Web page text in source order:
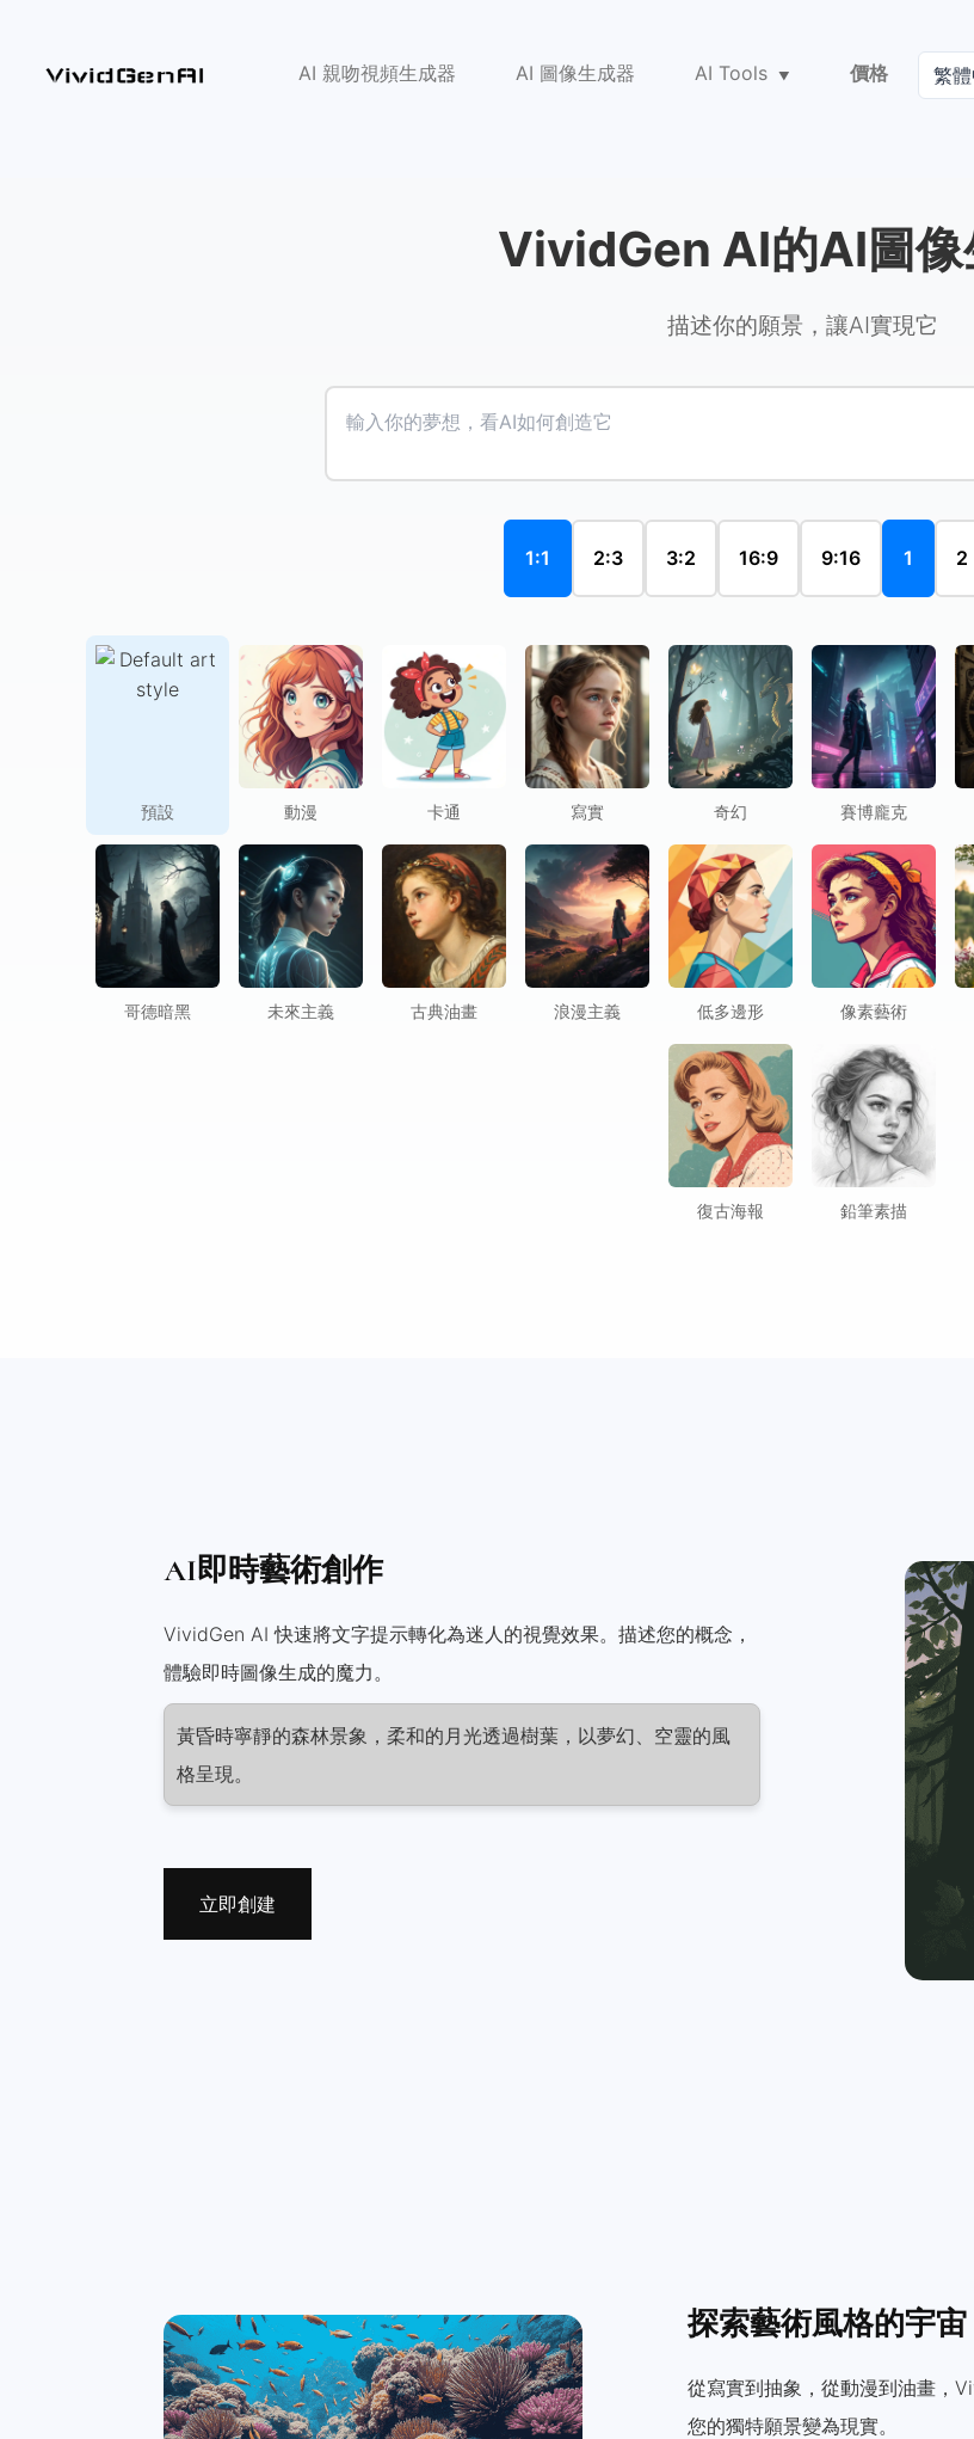
AI 親吻視頻生成器 AI 圖像生成器 AI Tools 價格
VividGen AI的AI圖像
描述你的願景，讓AI實現它
1:1 2:3 3:2 16:9 9:16 1 2
預設 動漫 卡通 寫實 奇幻 賽博龐克
哥德暗黑 未來主義 古典油畫 浪漫主義 低多邊形 像素藝術
復古海報 鉛筆素描
AI即時藝術創作
VividGen AI 快速將文字提示轉化為迷人的視覺效果。描述您的概念，
體驗即時圖像生成的魔力。
黃昏時寧靜的森林景象，柔和的月光透過樹葉，以夢幻、空靈的風
格呈現。
立即創建
探索藝術風格的宇宙
從寫實到抽象，從動漫到油畫，
您的獨特願景變為現實。